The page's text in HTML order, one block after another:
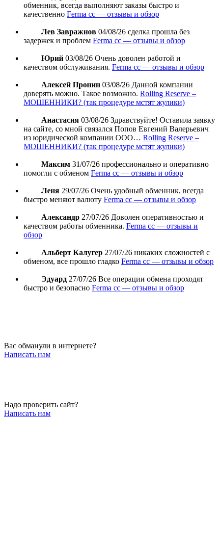
обменник, всегда выполняют заказы быстро и
качественно Ferma cc — отзывы и обзор
Лев Завражнов 04/08/26 сделка прошла без
задержек и проблем Ferma cc — отзывы и обзор
Юрий 03/08/26 Очень доволен работой и
качеством обслуживания. Ferma cc — отзывы и обзор
Алексей Пронин 03/08/26 Данной компании
доверять можно. Такое возможно. Rolling Reserve –
МОШЕННИКИ? (так процедуре мстят жулики)
Анастасия 03/08/26 Здравствуйте! Оставила заявку
на сайте, со мной связался Попов Евгений Валерьевич
из юридической компании ООО… Rolling Reserve –
МОШЕННИКИ? (так процедуре мстят жулики)
Максим 31/07/26 профессионально и оперативно
помогли с обменом Ferma cc — отзывы и обзор
Леня 29/07/26 Очень удобный обменник, всегда
быстро меняют валюту Ferma cc — отзывы и обзор
Александр 27/07/26 Доволен оперативностью и
качеством работы обменника. Ferma cc — отзывы и
обзор
Альберт Калугер 27/07/26 никаких сложностей с
обменом, все прошло гладко Ferma cc — отзывы и обзор
Эдуард 27/07/26 Все операции обмена проходят
быстро и безопасно Ferma cc — отзывы и обзор
Вас обманули в интернете?
Написать нам
Надо проверить сайт?
Написать нам